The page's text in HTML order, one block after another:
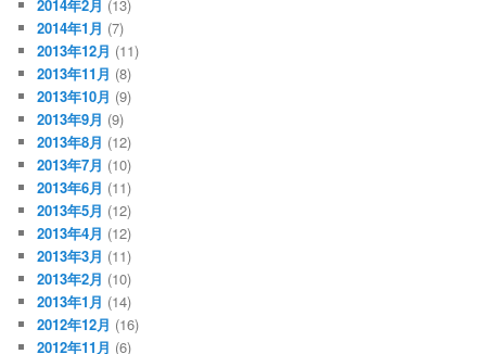
2014年2月 (13)
2014年1月 (7)
2013年12月 (11)
2013年11月 (8)
2013年10月 (9)
2013年9月 (9)
2013年8月 (12)
2013年7月 (10)
2013年6月 (11)
2013年5月 (12)
2013年4月 (12)
2013年3月 (11)
2013年2月 (10)
2013年1月 (14)
2012年12月 (16)
2012年11月 (6)